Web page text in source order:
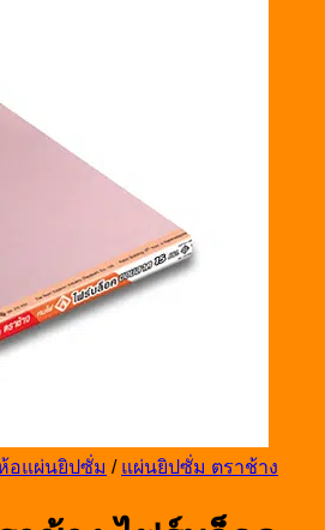
อแผ่นยิปซั่ม / แผ่นยิปซั่ม ตราช้าง